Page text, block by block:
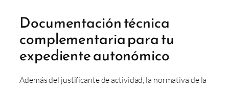
Documentación técnica
complementaria para tu
expediente autonómico
Además del justificante de actividad, la normativa de la